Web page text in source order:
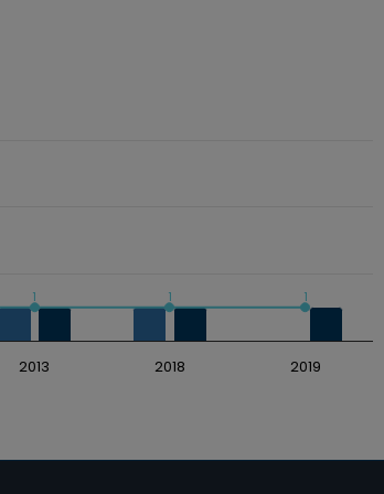
1 1 1
2013 2018 2019